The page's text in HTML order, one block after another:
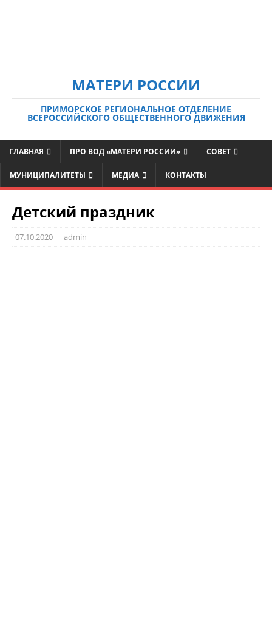
МАТЕРИ РОССИИ
ПРИМОРСКОЕ РЕГИОНАЛЬНОЕ ОТДЕЛЕНИЕ
ВСЕРОССИЙСКОГО ОБЩЕСТВЕННОГО ДВИЖЕНИЯ
ГЛАВНАЯ ПРО ВОД «МАТЕРИ РОССИИ» СОВЕТ
МУНИЦИПАЛИТЕТЫ МЕДИА КОНТАКТЫ
Детский праздник
07.10.2020 admin